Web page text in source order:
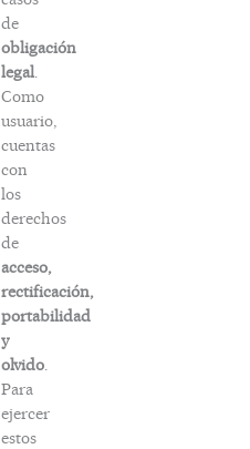
de
obligación
legal.
Como
usuario,
cuentas
con
los
derechos
de
acceso,
rectificación,
portabilidad
y
olvido.
Para
ejercer
estos